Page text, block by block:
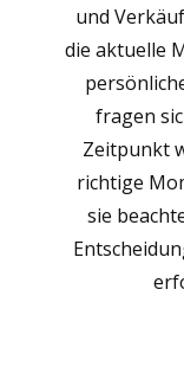
und
die aktuelle
fragen
Zeitpunkt
richtige
sie